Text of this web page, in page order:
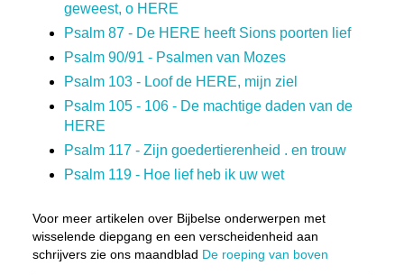
geweest, o HERE
Psalm 87 - De HERE heeft Sions poorten lief
Psalm 90/91 - Psalmen van Mozes
Psalm 103 - Loof de HERE, mijn ziel
Psalm 105 - 106 - De machtige daden van de
HERE
Psalm 117 - Zijn goedertierenheid . en trouw
Psalm 119 - Hoe lief heb ik uw wet
Voor meer artikelen over Bijbelse onderwerpen met
wisselende diepgang en een verscheidenheid aan
schrijvers zie ons maandblad De roeping van boven